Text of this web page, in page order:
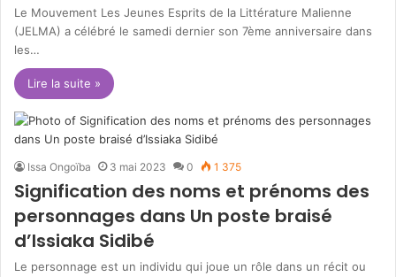
Le Mouvement Les Jeunes Esprits de la Littérature Malienne
(JELMA) a célébré le samedi dernier son 7ème anniversaire dans
les…
Lire la suite »
Issa Ongoïba 3 mai 2023 0 1 375
Signification des noms et prénoms des
personnages dans Un poste braisé
d’Issiaka Sidibé
Le personnage est un individu qui joue un rôle dans un récit ou